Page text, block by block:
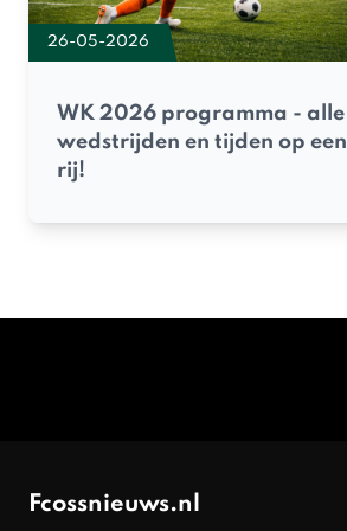
26-05-2026
WK 2026 programma - alle
wedstrijden en tijden op een
rij!
Fcossnieuws.nl